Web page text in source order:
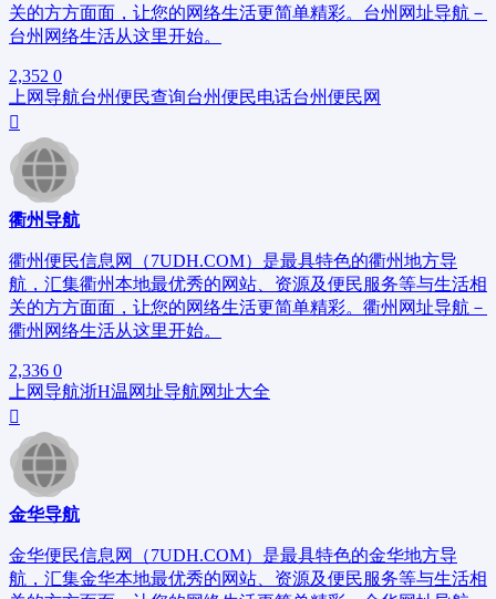
关的方方面面，让您的网络生活更简单精彩。台州网址导航－
台州网络生活从这里开始。
2,352 0
上网导航台州便民查询台州便民电话台州便民网
衢州导航
衢州便民信息网（7UDH.COM）是最具特色的衢州地方导
航，汇集衢州本地最优秀的网站、资源及便民服务等与生活相
关的方方面面，让您的网络生活更简单精彩。衢州网址导航－
衢州网络生活从这里开始。
2,336 0
上网导航浙H温网址导航网址大全
金华导航
金华便民信息网（7UDH.COM）是最具特色的金华地方导
航，汇集金华本地最优秀的网站、资源及便民服务等与生活相